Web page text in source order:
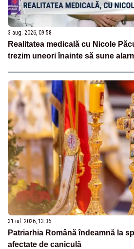
3 aug. 2026, 09:58
Realitatea medicală cu Nicole
trezim uneori înainte să sune
31 iul. 2026, 13:36
Patriarhia Română îndeamnă la
afectate de caniculă